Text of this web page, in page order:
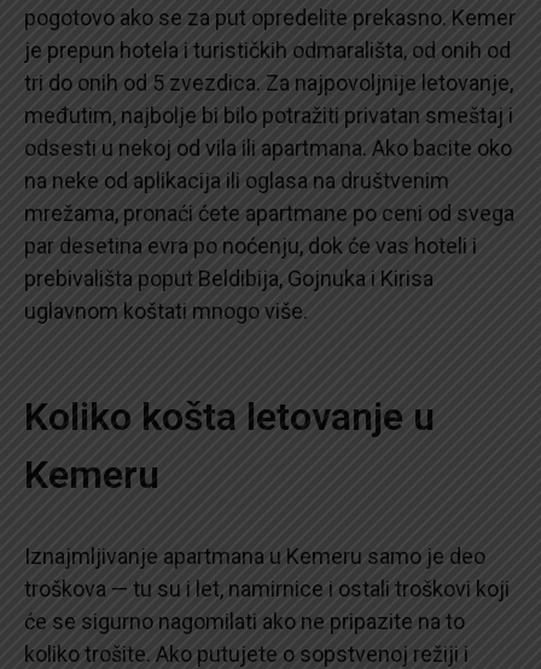
pogotovo ako se za put opredelite prekasno. Kemer
je prepun hotela i turističkih odmarališta, od onih od
tri do onih od 5 zvezdica. Za najpovoljnije letovanje,
međutim, najbolje bi bilo potražiti privatan smeštaj i
odsesti u nekoj od vila ili apartmana. Ako bacite oko
na neke od aplikacija ili oglasa na društvenim
mrežama, pronaći ćete apartmane po ceni od svega
par desetina evra po noćenju, dok će vas hoteli i
prebivališta poput Beldibija, Gojnuka i Kirisa
uglavnom koštati mnogo više.
Koliko košta letovanje u
Kemeru
Iznajmljivanje apartmana u Kemeru samo je deo
troškova — tu su i let, namirnice i ostali troškovi koji
će se sigurno nagomilati ako ne pripazite na to
koliko trošite. Ako putujete o sopstvenoj režiji i